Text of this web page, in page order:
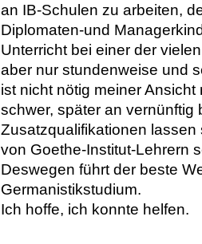
an IB-Schulen zu arbeiten,
Diplomaten-und
Unterricht bei einer der
aber nur stundenweise und
ist nicht nötig meiner
schwer, später an
Zusatzqualifikationen
von Goethe-Institut-Lehrern
Deswegen führt der beste
Germanistikstudium.
Ich hoffe, ich konnte helfen.